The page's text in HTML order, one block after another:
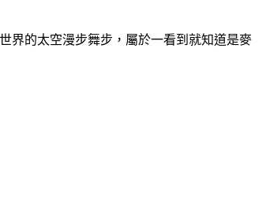
界的太空漫步舞步，屬於一看到就知道是麥